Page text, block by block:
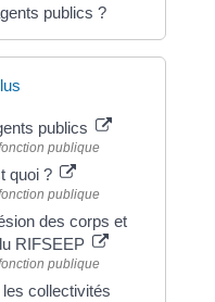
publics ?
publics
publique
quoi ?
publique
des corps et
RIFSEEP
publique
collectivités